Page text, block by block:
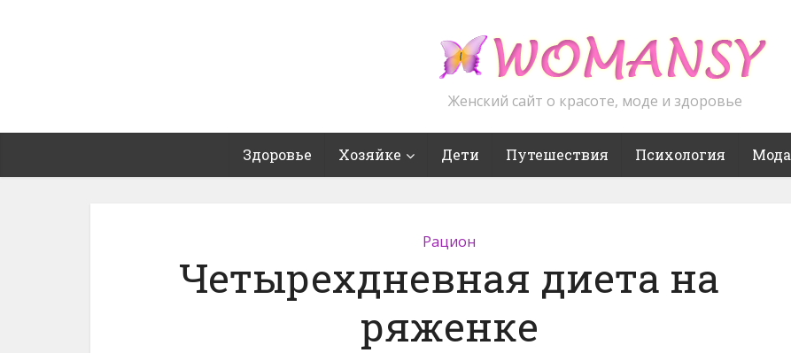
Женский сайт о красоте, моде и здоровье
Здоровье Хозяйке Дети Путешествия Психология Мода
Рацион
Четырехдневная диета на
ряженке